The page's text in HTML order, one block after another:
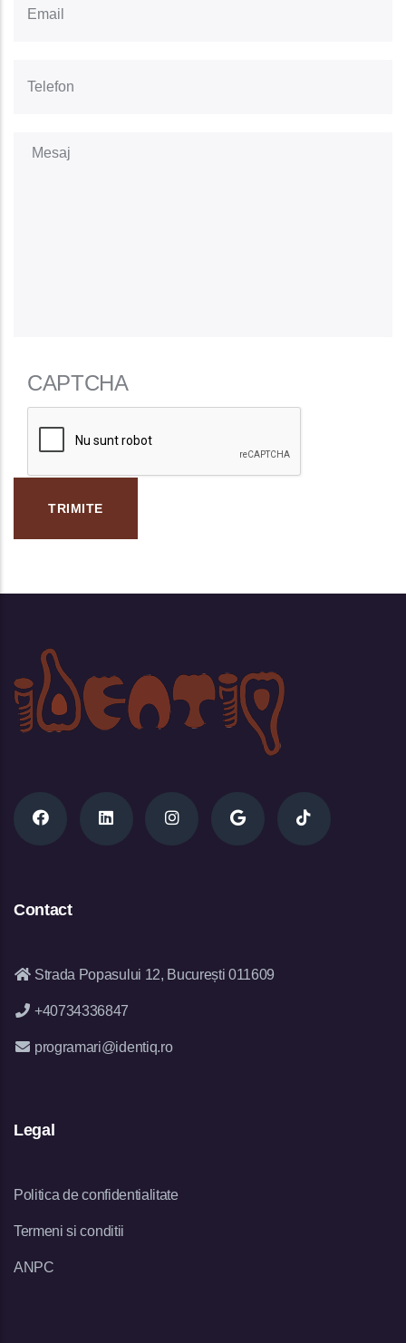
Email
Telefon
Mesaj
CAPTCHA
Contact
Strada Popasului 12, București 011609
+40734336847
programari@identiq.ro
Legal
Politica de confidentialitate
Termeni si conditii
ANPC